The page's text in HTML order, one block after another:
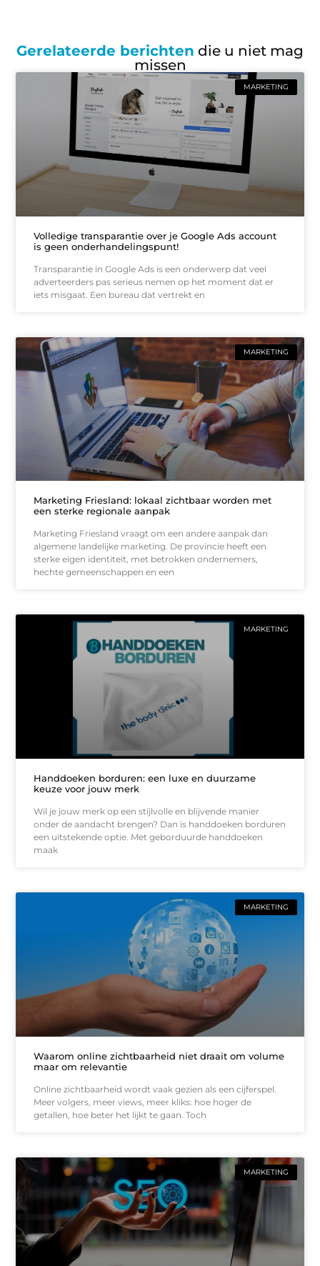
Gerelateerde berichten die u niet mag
missen
MARKETING
Volledige transparantie over je Google Ads account
is geen onderhandelingspunt!
Transparantie in Google Ads is een onderwerp dat veel
adverteerders pas serieus nemen op het moment dat er
iets misgaat. Een bureau dat vertrekt en
MARKETING
Marketing Friesland: lokaal zichtbaar worden met
een sterke regionale aanpak
Marketing Friesland vraagt om een andere aanpak dan
algemene landelijke marketing. De provincie heeft een
sterke eigen identiteit, met betrokken ondernemers,
hechte gemeenschappen en een
MARKETING
Handdoeken borduren: een luxe en duurzame
keuze voor jouw merk
Wil je jouw merk op een stijlvolle en blijvende manier
onder de aandacht brengen? Dan is handdoeken borduren
een uitstekende optie. Met geborduurde handdoeken
maak
MARKETING
Waarom online zichtbaarheid niet draait om volume
maar om relevantie
Online zichtbaarheid wordt vaak gezien als een cijferspel.
Meer volgers, meer views, meer kliks: hoe hoger de
getallen, hoe beter het lijkt te gaan. Toch
MARKETING